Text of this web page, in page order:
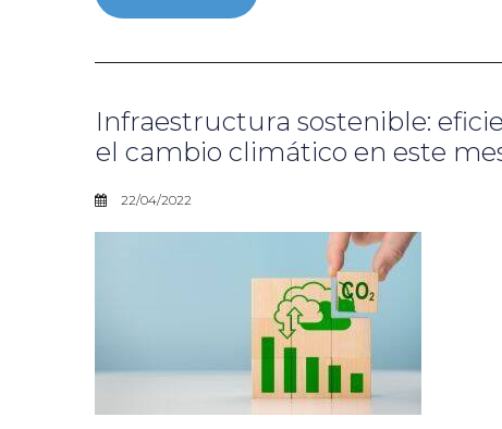
Infraestructura sostenible:
el cambio climático en este
22/04/2022